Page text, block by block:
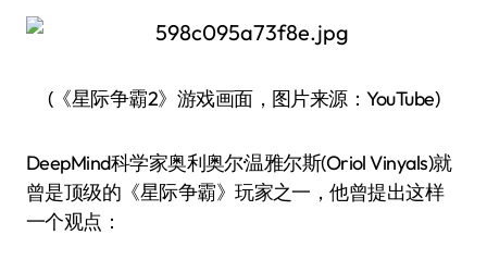
(《星际争霸2》游戏画面，图片来源：YouTube)
DeepMind科学家奥利奥尔·温雅尔斯(Oriol Vinyals)就
曾是顶级的《星际争霸》玩家之一，他曾提出这样
一个观点：